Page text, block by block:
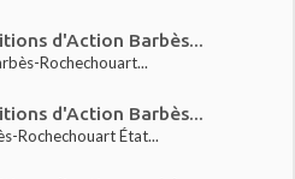
d'Action Barbès...
Rochechouart...
d'Action Barbès...
Rochechouart État...